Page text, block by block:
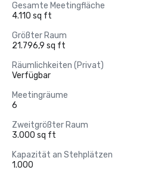
Gesamte Meetingfläche
4.110 sq ft
Größter Raum
21.796,9 sq ft
Räumlichkeiten (Privat)
Verfügbar
Meetingräume
6
Zweitgrößter Raum
3.000 sq ft
Kapazität an Stehplätzen
1.000